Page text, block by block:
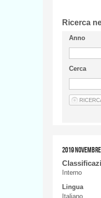
Ricerca
Anno
Cerca
2019
Interno
Lingua
Italiano